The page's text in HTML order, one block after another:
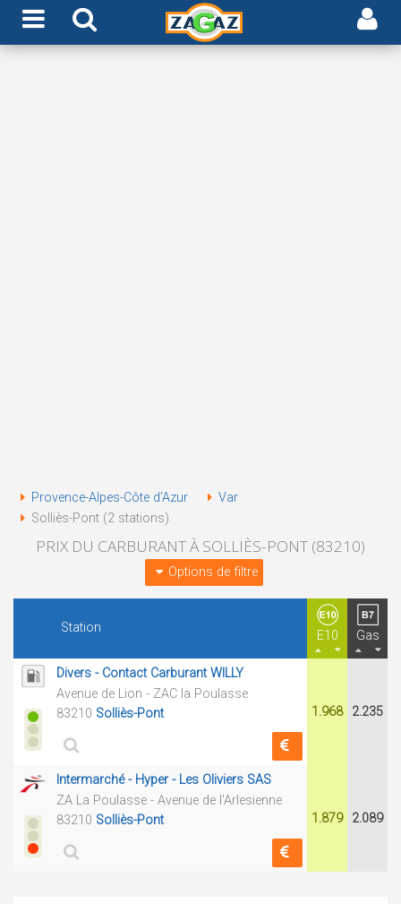
Provence-Alpes-Côte d'Azur
Var
Solliès-Pont (2 stations)
PRIX DU CARBURANT À SOLLIÈS-PONT (83210)
Options de filtre
Station
E10 Gas
Divers - Contact Carburant WILLY
Avenue de Lion - ZAC la Poulasse
83210 Solliès-Pont 1.968 2.235
Intermarché - Hyper - Les Oliviers SAS
ZA La Poulasse - Avenue de l'Arlesienne
83210 Solliès-Pont 1.879 2.089